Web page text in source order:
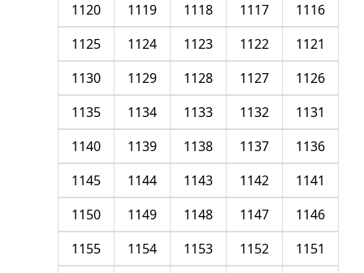
1116
1117
1118
1119
1120
1121
1122
1123
1124
1125
1126
1127
1128
1129
1130
1131
1132
1133
1134
1135
1136
1137
1138
1139
1140
1141
1142
1143
1144
1145
1146
1147
1148
1149
1150
1151
1152
1153
1154
1155